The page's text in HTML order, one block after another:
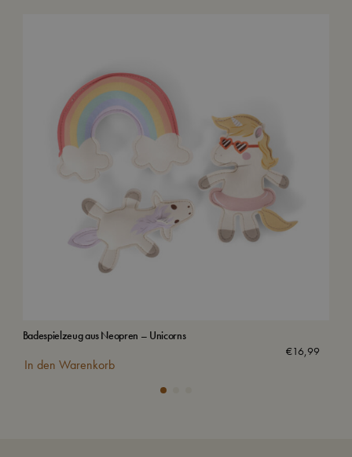
Badespielzeug aus Neopren – Unicorns
€16,99
In den Warenkorb